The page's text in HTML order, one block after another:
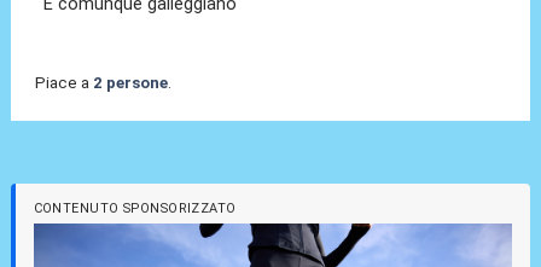
Piace a 2 persone.
CONTENUTO SPONSORIZZATO